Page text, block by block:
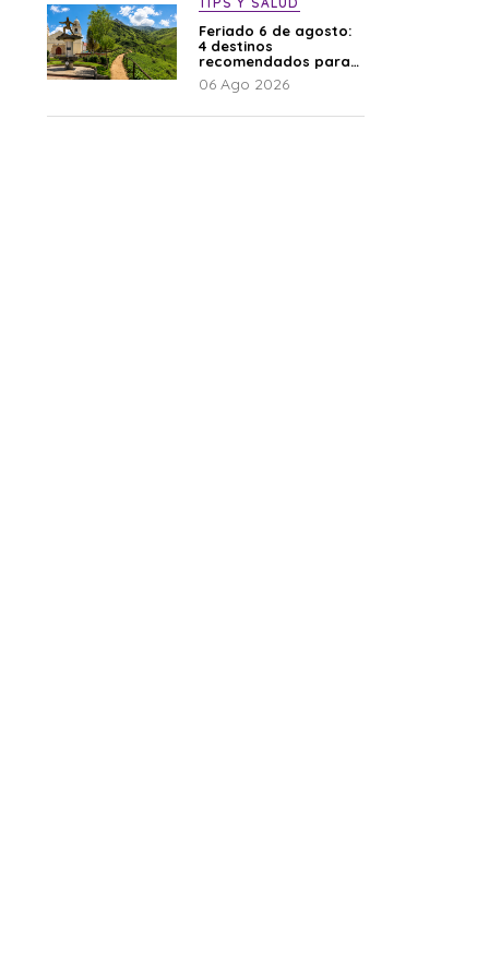
Feriado 6 de agosto:
4 destinos
recomendados para
disfrutar el descanso
06 Ago 2026